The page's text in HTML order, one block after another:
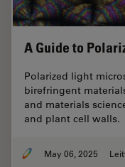
A Guide to
Polarized light
birefringent
and materials
and plant cell walls.
May 06, 2025